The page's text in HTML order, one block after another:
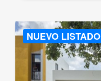
NUEVO LISTADO